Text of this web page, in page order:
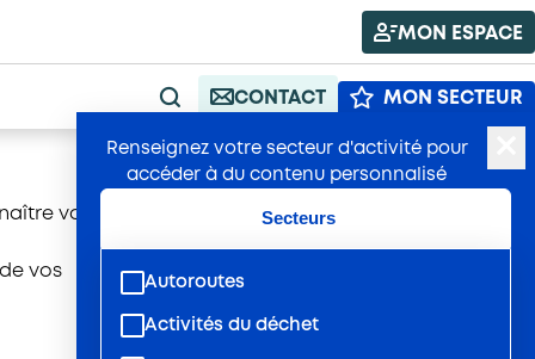
MON ESPACE
RECHERCHE
CONTACT MON SECTEUR
Renseignez votre secteur d'activité pour
accéder à du contenu personnalisé
Secteurs
Autoroutes
Activités du déchet
votre
vos